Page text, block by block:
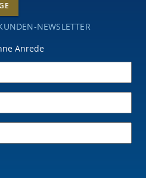
NEWSLETTER
Anrede